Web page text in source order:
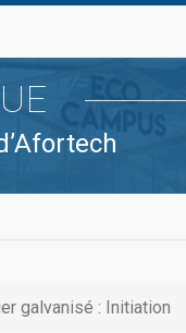
galvanisé : Initiation